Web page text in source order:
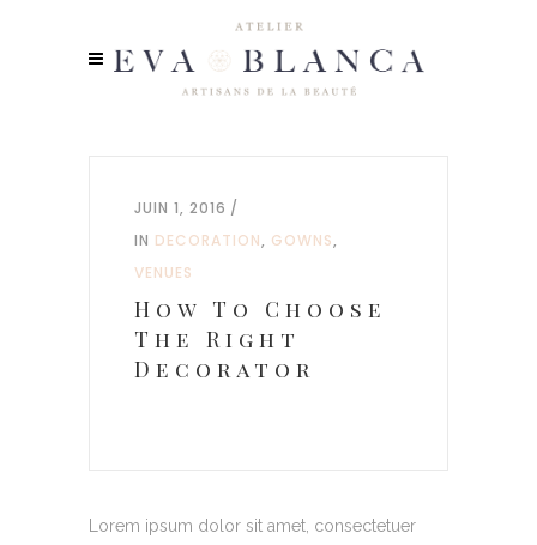
JUIN 1, 2016
IN DECORATION, GOWNS,
VENUES
How To Choose
The Right
Decorator
Lorem ipsum dolor sit amet, consectetuer